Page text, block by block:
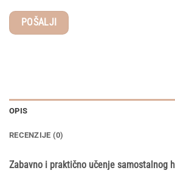
OPIS
RECENZIJE (0)
Zabavno i praktično učenje samostalnog